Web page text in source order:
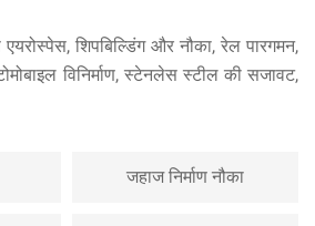
उपकरण बनाने
, डकबिल, स्टील सिकुड़ने
शिपबिल्डिंग और नौका, रेल पारगमन,
विनिर्माण, स्टेनलेस स्टील की सजावट,
जहाज निर्माण नौका